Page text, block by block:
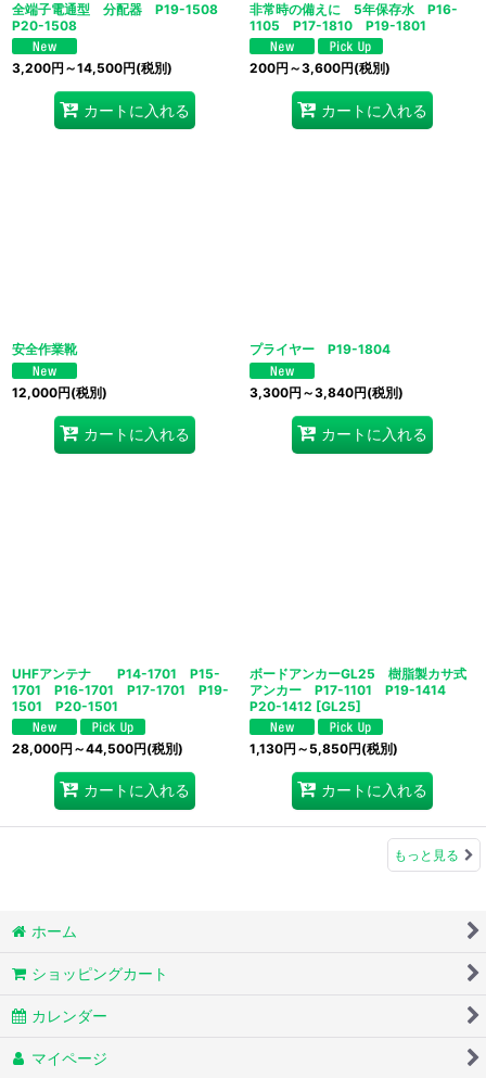
全端子電通型 分配器 P19-1508
P20-1508
3,200円 ～14,500円(税別)
カートに入れる
非常時の備えに 5年保存水 P16-
1105 P17-1810 P19-1801
200円 ～3,600円(税別)
カートに入れる
安全作業靴
12,000円(税別)
カートに入れる
プライヤー P19-1804
3,300円 ～3,840円(税別)
カートに入れる
UHFアンテナ P14-1701 P15-
1701 P16-1701 P17-1701 P19-
1501 P20-1501
28,000円 ～44,500円(税別)
カートに入れる
ボードアンカーGL25 樹脂製カサ式
アンカー P17-1101 P19-1414
P20-1412 [GL25]
1,130円 ～5,850円(税別)
カートに入れる
もっと見る
ホーム
ショッピングカート
カレンダー
マイページ